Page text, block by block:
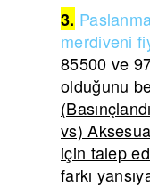
3.
merdiveni
85500 ve
olduğunu
vs)
için talep
farkı